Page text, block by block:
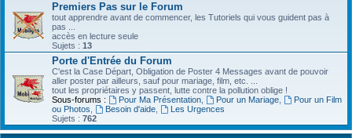
Premiers Pas sur le Forum
tout apprendre avant de commencer, les Tutoriels qui vous guident pas à
pas ...
accès en lecture seule
Sujets : 13
Porte d'Entrée du Forum
C'est la Case Départ, Obligation de Poster 4 Messages avant de pouvoir
aller poster par ailleurs, sauf pour mariage, film, etc. ...
tout les propriétaires y passent, lutte contre la pollution oblige !
Sous-forums :
Pour Ma Présentation, Pour un Mariage,
Pour un Film
ou Photos
Besoin d'aide,
Les Urgences
Sujets : 762